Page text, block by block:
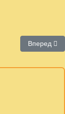
Вперед